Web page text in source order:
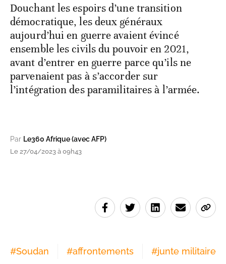
Douchant les espoirs d’une transition
démocratique, les deux généraux
aujourd’hui en guerre avaient évincé
ensemble les civils du pouvoir en 2021,
avant d’entrer en guerre parce qu’ils ne
parvenaient pas à s’accorder sur
l’intégration des paramilitaires à l’armée.
Par Le360 Afrique (avec AFP)
Le 27/04/2023 à 09h43
#Soudan #affrontements #junte militaire